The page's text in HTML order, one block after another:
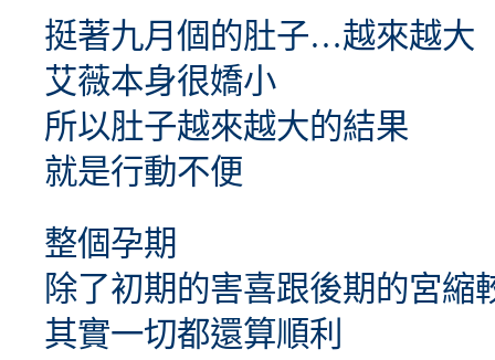
挺著九月個的肚子…越來越大
艾薇本身很嬌小
所以肚子越來越大的結果
就是行動不便
整個孕期
除了初期的害喜跟後期的宮縮
其實一切都還算順利